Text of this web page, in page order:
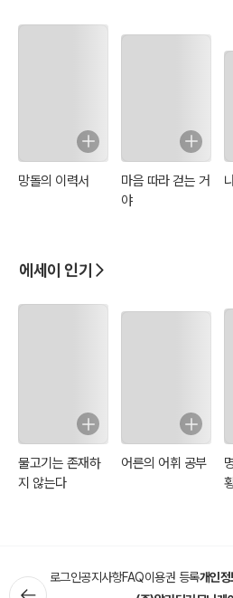
망돌의 이력서
마음 따라 걷는 거
야
에세이 인기
물고기는 존재하
지 않는다
어른의 어휘 공부
로그인공지사항FAQ이용권 등록개인